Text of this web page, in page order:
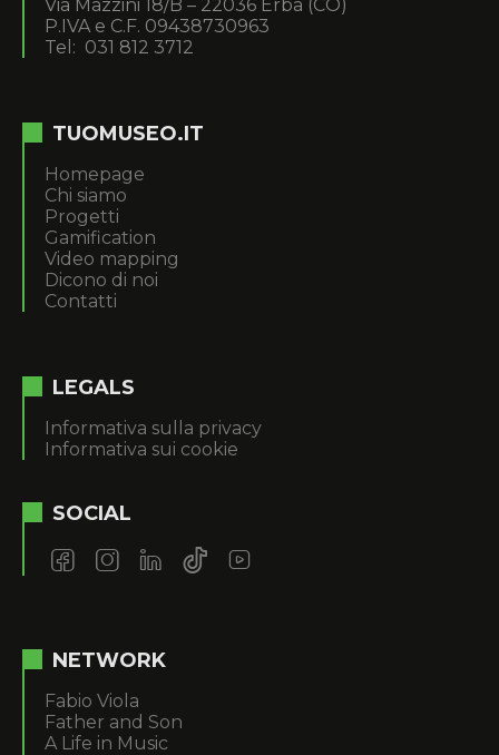
Via Mazzini 18/B – 22036 Erba (CO)
P.IVA e C.F. 09438730963
Tel: 031 812 3712
TUOMUSEO.IT
Homepage
Chi siamo
Progetti
Gamification
Video mapping
Dicono di noi
Contatti
LEGALS
Informativa sulla privacy
Informativa sui cookie
SOCIAL
NETWORK
Fabio Viola
Father and Son
A Life in Music